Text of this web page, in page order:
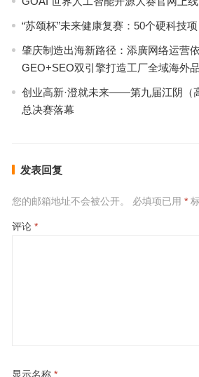
“苏颂杯”未来健康复赛：50个硬科技
肇庆制造出海新路径：添廣网络运营
GEO+SEO双引擎打造工厂全域海外
创业高新·澄就未来——第九届江阴（
总决赛落幕
发表回复
您的邮箱地址不会被公开。 必填项已用 *
评论 *
显示名称 *